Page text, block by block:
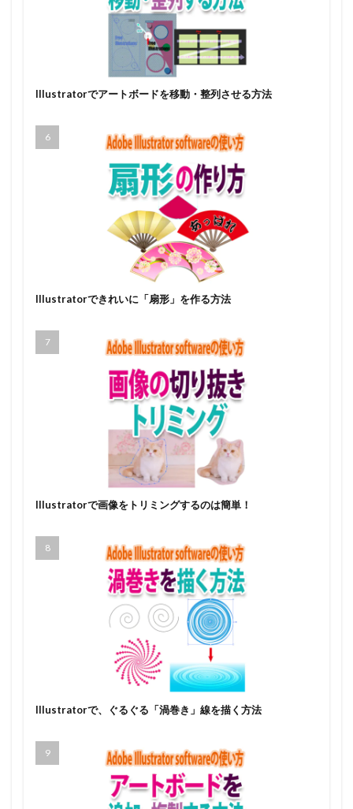
Illustratorでアートボードを移動・整列させる方法
Illustratorできれいに「扇形」を作る方法
Illustratorで画像をトリミングするのは簡単！
Illustratorで、ぐるぐる「渦巻き」線を描く方法